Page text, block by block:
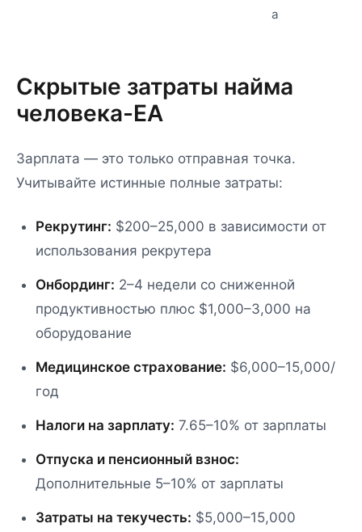
а
Скрытые затраты найма
человека-EA
Зарплата — это только отправная точка.
Учитывайте истинные полные затраты:
Рекрутинг: $200–25,000 в зависимости от
использования рекрутера
Онбординг: 2–4 недели со сниженной
продуктивностью плюс $1,000–3,000 на
оборудование
Медицинское страхование: $6,000–15,000/
год
Налоги на зарплату: 7.65–10% от зарплаты
Отпуска и пенсионный взнос:
Дополнительные 5–10% от зарплаты
Затраты на текучесть: $5,000–15,000